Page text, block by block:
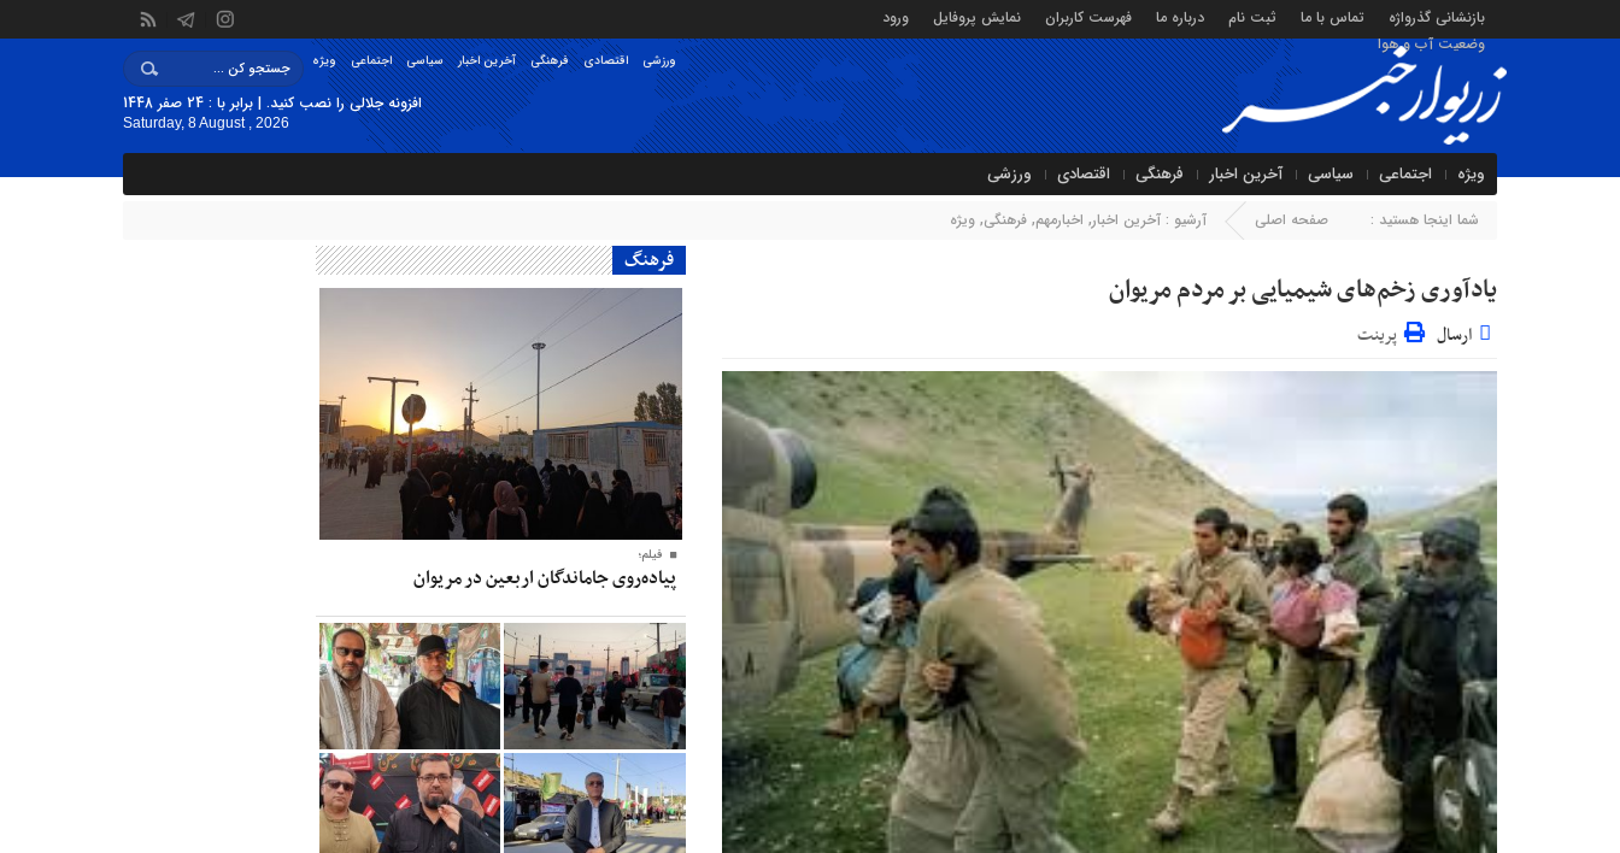
بازنشانی گذرواژه تماس با ما ثبت نام درباره ما فهرست کاربران نمایش پروفایل
ورود
وضعیت آب و هوا
ویژه اجتماعی سیاسی آخرین اخبار فرهنگی اقتصادی ورزشی
افزونه جلالی را نصب کنید. | برابر با : 24 صفر 1448
Saturday, 8 August , 2026
ویژه اجتماعی سیاسی آخرین اخبار فرهنگی اقتصادی ورزشی
شما اینجا هستید : صفحه اصلی آرشیو : آخرین اخبار, اخبارمهم, فرهنگی, ویژه
یادآوری زخم‌های شیمیایی بر مردم مریوان
ارسال پرینت
فرهنگ
فیلم؛
پیاده‌روی جاماندگان اربعین در مریوان